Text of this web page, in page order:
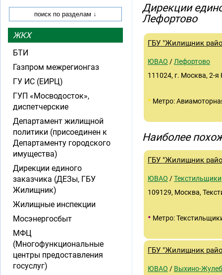
Дирекции
Лефортово
ГБУ "Жилищник
ЮВАО / Лефортово
111024, г. Москва, 2-я
• Метро:
Наиболее
ГБУ "Жилищник
ЮВАО /Текстильщики
109129, Москва,
• Метро:
ГБУ "Жилищник
ЮВАО / Выхино-
ЖКХ
БТИ
Газпром межрегионгаз
ГУ ИС (ЕИРЦ)
ГУП «Мосводосток»,
диспетчерские
Департамент жилищной
политики (присоединен к
Департаменту городского
имущества)
Дирекции единого
заказчика (ДЕЗы, ГБУ
Жилищник)
Жилищные инспекции
Мосэнергосбыт
МФЦ
(Многофункциональные
центры предоставления
госуслуг)